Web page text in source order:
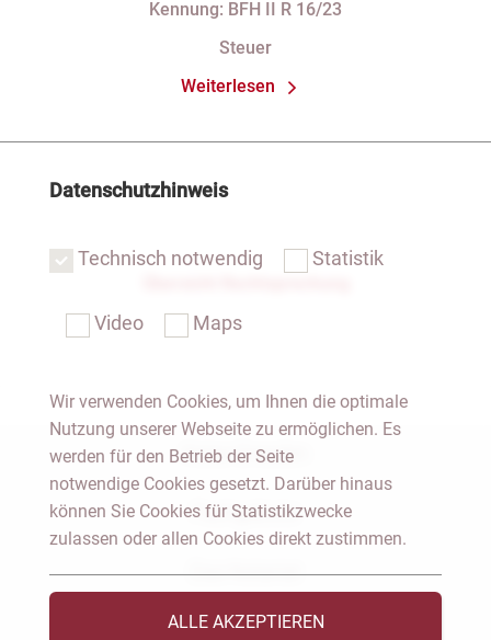
Kennung: BFH II R 16/23
Steuer
Weiterlesen
Notar Dresden
Fachgebiete
Das Notariat
Vorträge & Veröffentlichungen
Datenschutzhinweis
Technisch notwendig Statistik
Video Maps
Wir verwenden Cookies, um Ihnen die optimale
Nutzung unserer Webseite zu ermöglichen. Es
werden für den Betrieb der Seite
notwendige Cookies gesetzt. Darüber hinaus
können Sie Cookies für Statistikzwecke
zulassen oder allen Cookies direkt zustimmen.
ALLE AKZEPTIEREN